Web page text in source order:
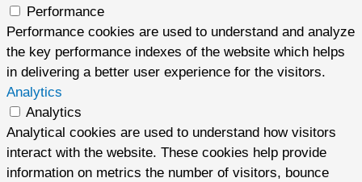
Performance
Performance cookies are used to understand and analyze
the key performance indexes of the website which helps
in delivering a better user experience for the visitors.
Analytics
Analytics
Analytical cookies are used to understand how visitors
interact with the website. These cookies help provide
information on metrics the number of visitors, bounce